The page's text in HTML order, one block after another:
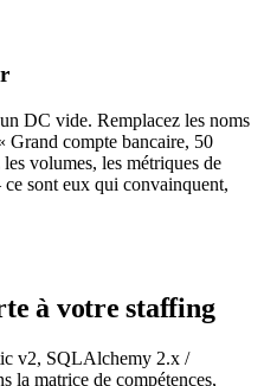
DC vide. Remplacez les noms
Grand compte bancaire, 50
volumes, les métriques de
sont eux qui convainquent,
à votre staffing
v2, SQLAlchemy 2.x /
la matrice de compétences,